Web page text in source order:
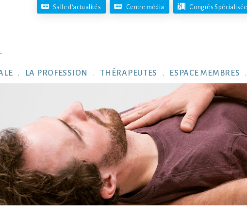
Salle d'actualités Centre média Congrès Spécialisée
LA PROFESSION THÉRAPEUTES ESPACE MEMBRES